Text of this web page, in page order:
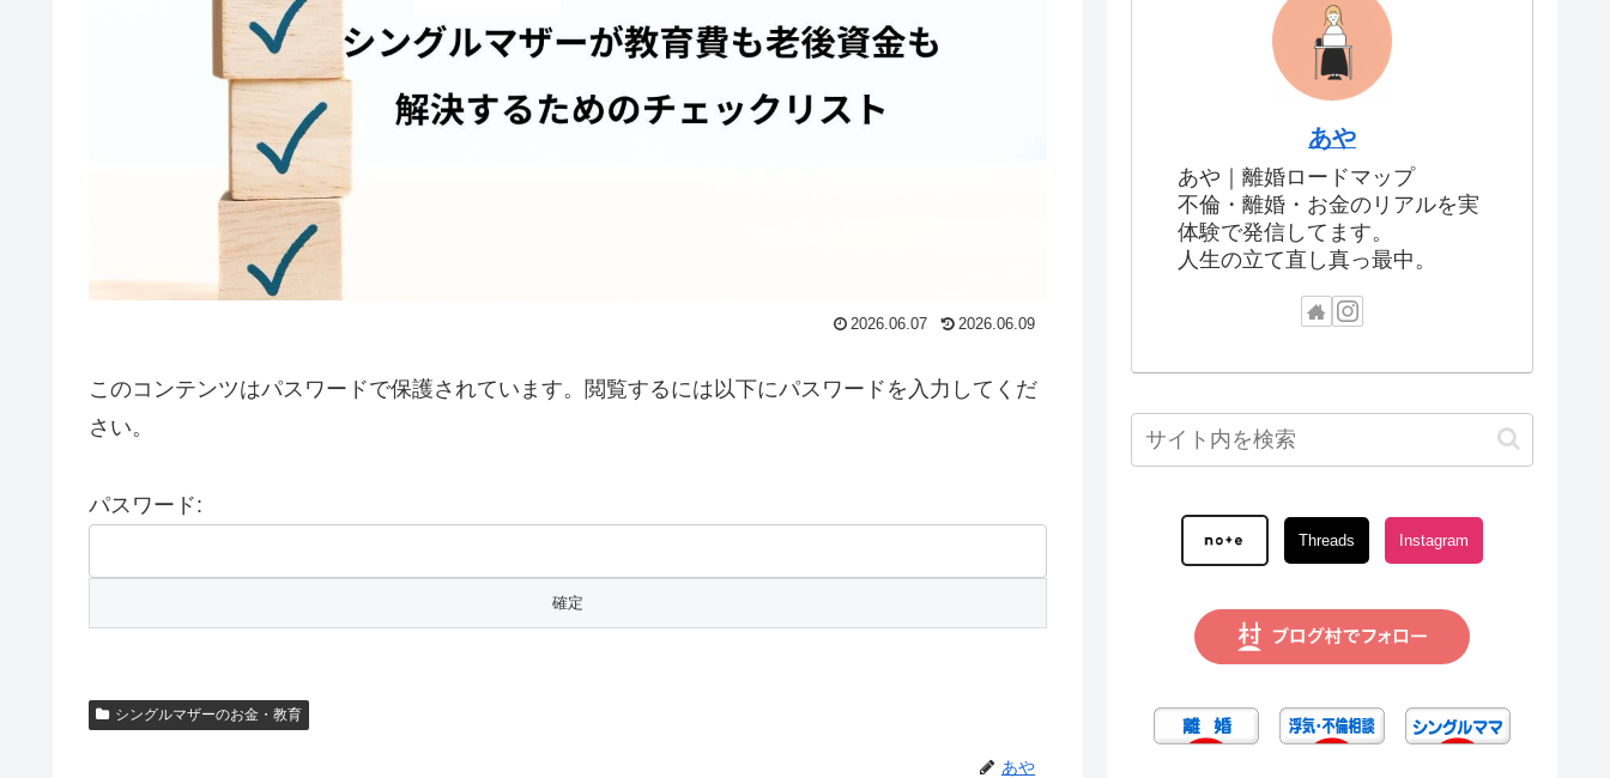
2026.06.07 2026.06.09
このコンテンツはパスワードで保護されています。閲覧するには以下にパスワードを入力してくだ
さい。
パスワード:
シングルマザーのお金・教育
あや
あや
あや｜離婚ロードマップ
不倫・離婚・お金のリアルを実
体験で発信してます。
人生の立て直し真っ最中。
Threads Instagram